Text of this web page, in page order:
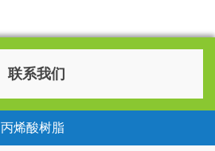
联系我们
丙烯酸树脂